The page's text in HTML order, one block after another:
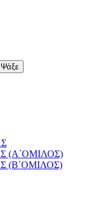
(Α΄ΟΜΙΛΟΣ)
(Β΄ΟΜΙΛΟΣ)